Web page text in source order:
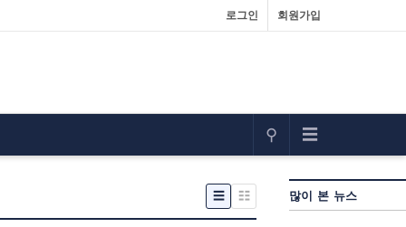
로그인 회원가입
⚲ ☰
☰ ☷ 많이 본 뉴스